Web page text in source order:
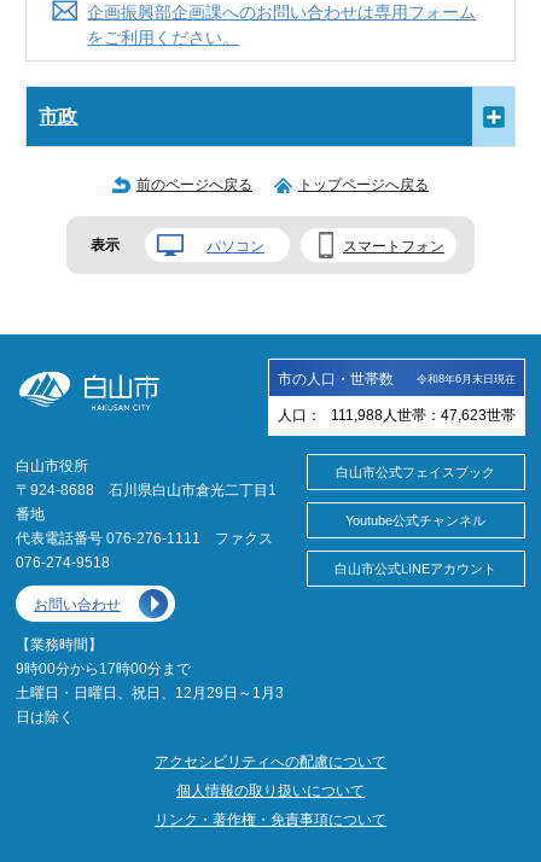
企画振興部企画課へのお問い合わせは専用フォーム
をご利用ください。
市政
前のページへ戻る トップページへ戻る
表示 パソコン スマートフォン
市の人口・世帯数 令和8年6月末日現在
人口： 111,988 人 世帯： 47,623世帯
白山市役所
〒924-8688 石川県白山市倉光二丁目1
番地
代表電話番号 076-276-1111 ファクス
076-274-9518
お問い合わせ
【業務時間】
9時00分から17時00分まで
土曜日・日曜日、祝日、12月29日～1月3
日は除く
白山市公式フェイスブック
Youtube公式チャンネル
白山市公式LINEアカウント
アクセシビリティへの配慮について
個人情報の取り扱いについて
リンク・著作権・免責事項について